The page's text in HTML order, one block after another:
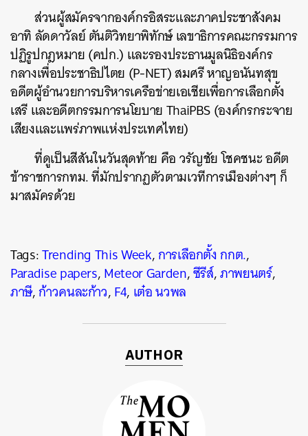
ส่วนผู้สมัครจากองค์กรอิสระและภาคประชาสังคม
อาทิ ลัดดาวัลย์ ตันติวิทยาพิทักษ์ เลขาธิการคณะกรรมการ
ปฏิรูปกฎหมาย (คปก.) และรองประธานมูลนิธิองค์กร
กลางเพื่อประชาธิปไตย (P-NET) สมศรี หาญอนันทสุข
อดีตผู้อำนวยการบริหารเครือข่ายเอเชียเพื่อการเลือกตั้ง
เสรี และอดีตกรรมการนโยบาย ThaiPBS (องค์กรกระจาย
เสียงและแพร่ภาพแห่งประเทศไทย)
ที่ดูเป็นสีสันในวันสุดท้าย คือ วรัญชัย โชคชนะ อดีต
ข้าราชการกทม. ที่มักปรากฏตัวตามเวทีการเมืองต่างๆ ก็
มาสมัครด้วย
Tags:Trending This Week,การเลือกตั้ง กกต.,
Paradise papers,Meteor Garden,ซีรีส์,ภาพยนตร์,
ภาษี,ก้าวคนละก้าว,F4, เต๋อ นวพล
AUTHOR